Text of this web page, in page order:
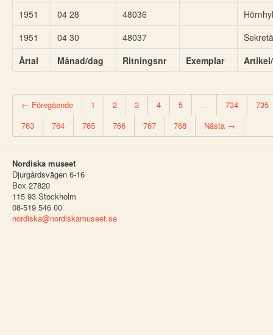
1951
04 28 48036
1951
04 30 48037
Årtal
Månad/dag Ritningsnr Exemplar
← Föregående 1 2 3 4 5 ... 734
735
763
764 765 766 767 768 Nästa →
Nordiska museet
Djurgårdsvägen 6-16
Box 27820
115 93 Stockholm
08-519 546 00
nordiska@nordiskamuseet.se